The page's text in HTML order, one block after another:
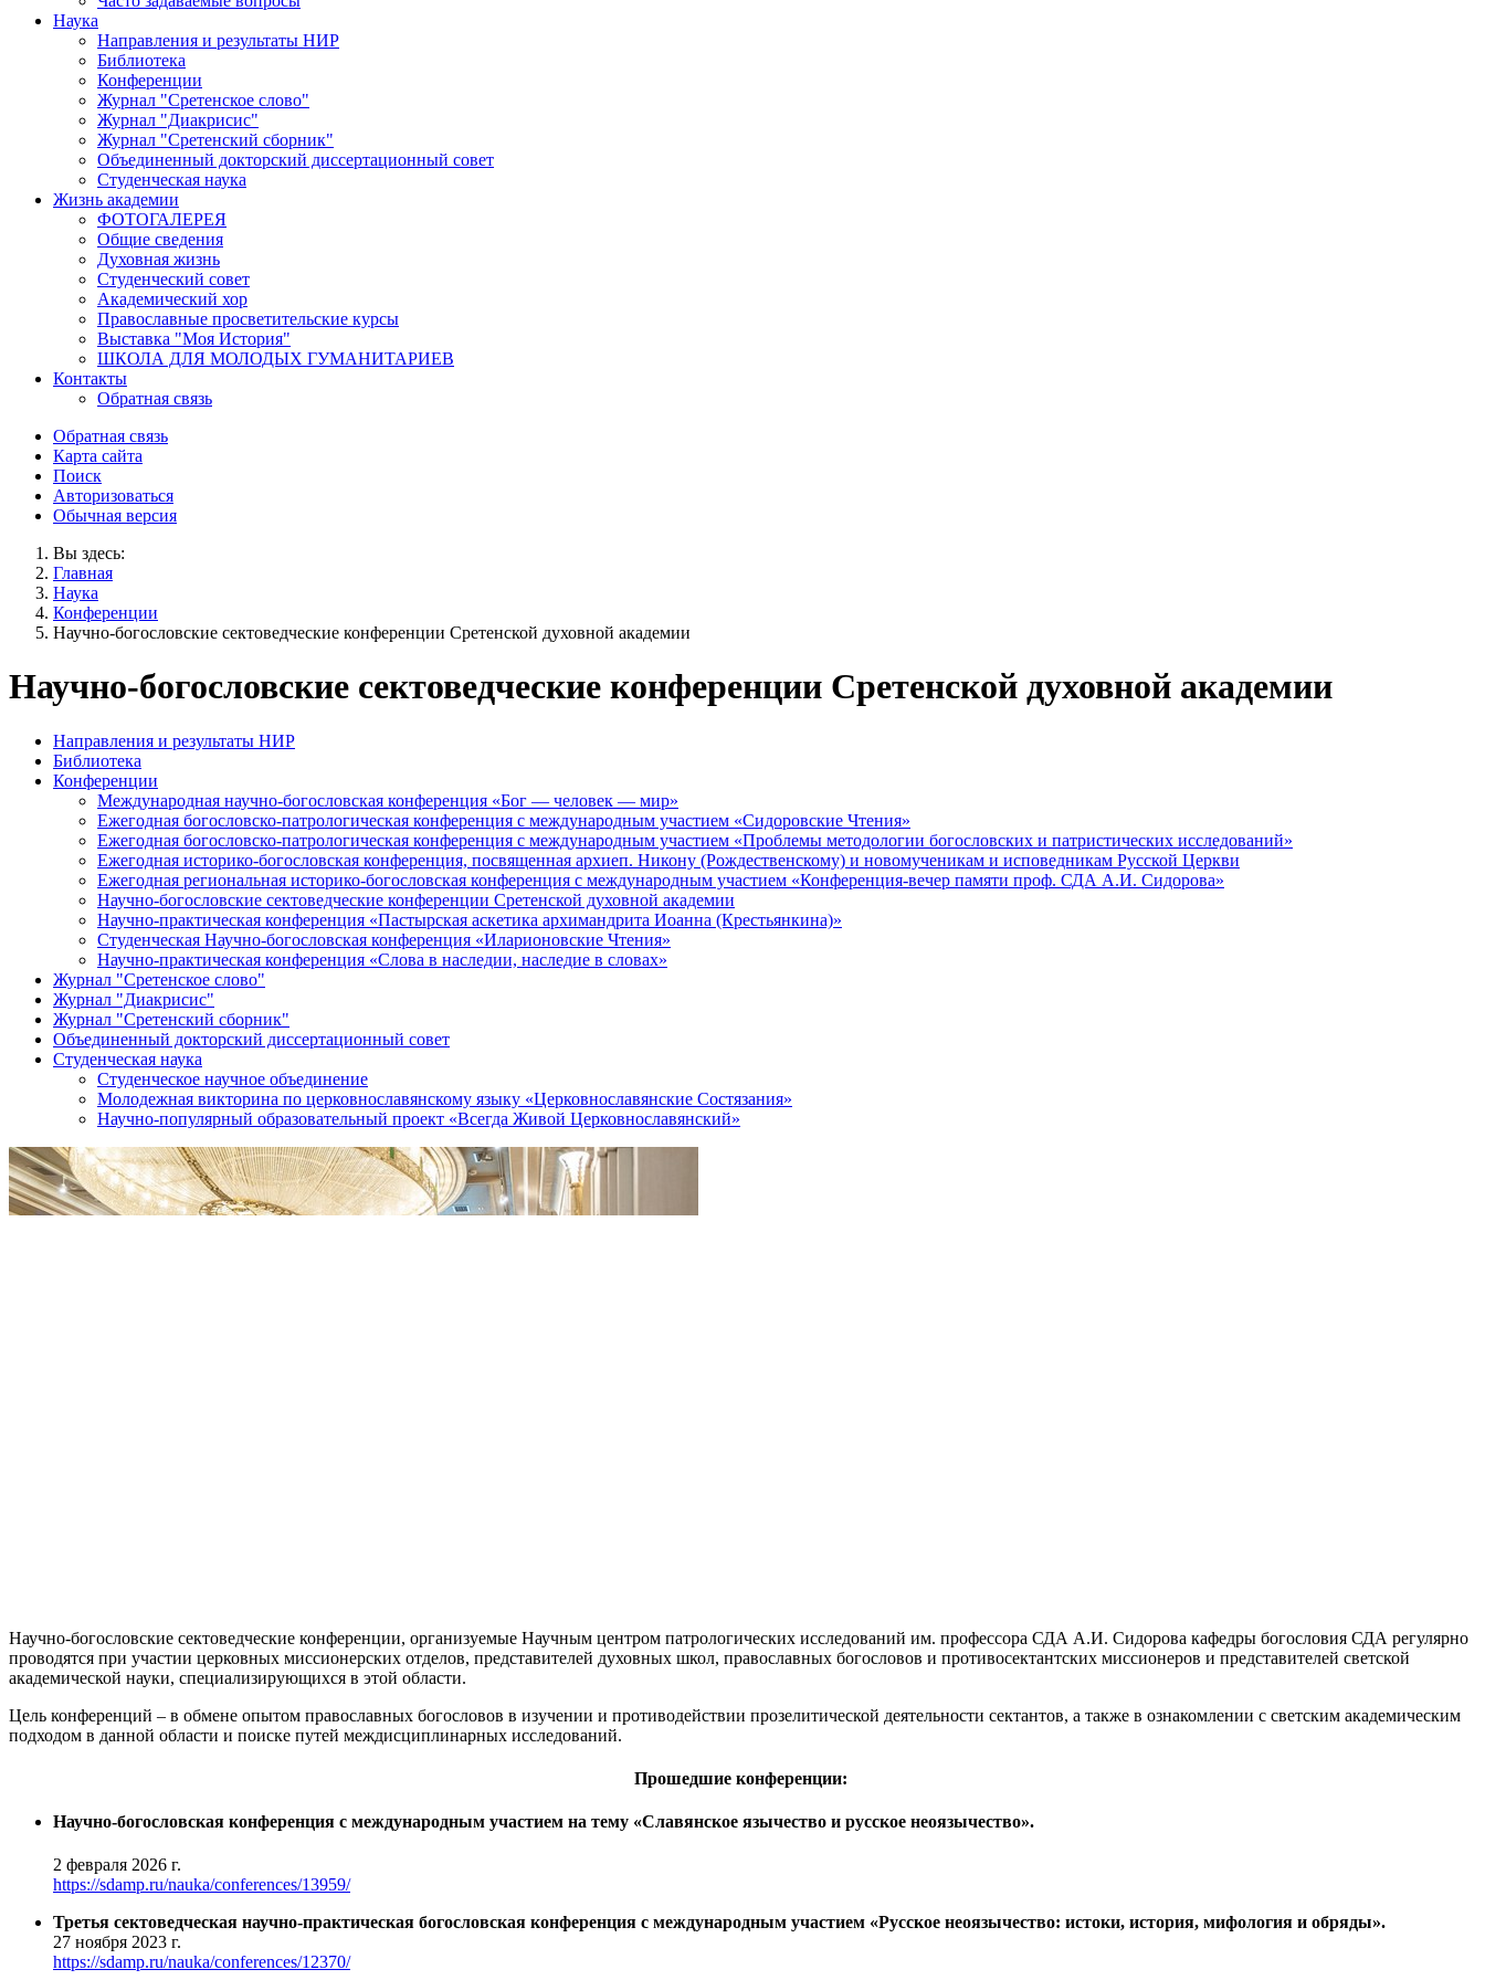
Наука
Направления и результаты НИР
Библиотека
Конференции
Журнал "Сретенское слово"
Журнал "Диакрисис"
Журнал "Сретенский сборник"
Объединенный докторский диссертационный совет
Студенческая наука
Жизнь академии
ФОТОГАЛЕРЕЯ
Общие сведения
Духовная жизнь
Студенческий совет
Академический хор
Православные просветительские курсы
Выставка "Моя История"
ШКОЛА ДЛЯ МОЛОДЫХ ГУМАНИТАРИЕВ
Контакты
Обратная связь
Обратная связь
Карта сайта
Поиск
Авторизоваться
Обычная версия
Вы здесь:
Главная
Наука
Конференции
Научно-богословские сектоведческие конференции Сретенской духовной академии
Научно-богословские сектоведческие конференции Сретенской духовной академии
Направления и результаты НИР
Библиотека
Конференции
Международная научно-богословская конференция «Бог — человек — мир»
Ежегодная богословско-патрологическая конференция с международным участием «Сидоровские Чтения»
Ежегодная богословско-патрологическая конференция с международным участием «Проблемы методологии богословских и патристических исследований»
Ежегодная историко-богословская конференция, посвященная архиеп. Никону (Рождественскому) и новомученикам и исповедникам Русской Церкви
Ежегодная региональная историко-богословская конференция с международным участием «Конференция-вечер памяти проф. СДА А.И. Сидорова»
Научно-богословские сектоведческие конференции Сретенской духовной академии
Научно-практическая конференция «Пастырская аскетика архимандрита Иоанна (Крестьянкина)»
Студенческая Научно-богословская конференция «Иларионовские Чтения»
Научно-практическая конференция «Cлова в наследии, наследие в словах»
Журнал "Сретенское слово"
Журнал "Диакрисис"
Журнал "Сретенский сборник"
Объединенный докторский диссертационный совет
Студенческая наука
Студенческое научное объединение
Молодежная викторина по церковнославянскому языку «Церковнославянские Состязания»
Научно-популярный образовательный проект «Всегда Живой Церковнославянский»
Научно-богословские сектоведческие конференции, организуемые Научным центром патрологических исследований им. профессора СДА А.И. Сидорова кафедры богословия СДА регулярно
проводятся при участии церковных миссионерских отделов, представителей духовных школ, православных богословов и противосектантских миссионеров и представителей светской
академической науки, специализирующихся в этой области.
Цель конференций – в обмене опытом православных богословов в изучении и противодействии прозелитической деятельности сектантов, а также в ознакомлении с светским академическим
подходом в данной области и поиске путей междисциплинарных исследований.
Прошедшие конференции:
Научно-богословская конференция с международным участием на тему «Славянское язычество и русское неоязычество».
2 февраля 2026 г.
https://sdamp.ru/nauka/conferences/13959/
Третья сектоведческая научно-практическая богословская конференция с международным участием «Русское неоязычество: истоки, история, мифология и обряды».
27 ноября 2023 г.
https://sdamp.ru/nauka/conferences/12370/